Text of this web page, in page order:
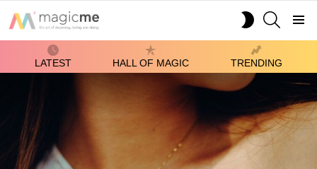
SWITCH
LATEST HALL OF MAGIC TRENDING